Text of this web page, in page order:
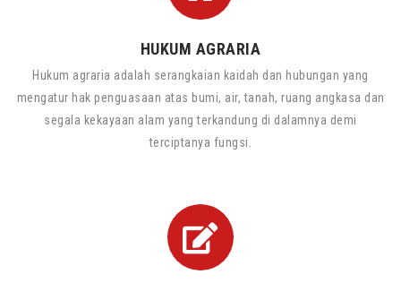
HUKUM AGRARIA
Hukum agraria adalah serangkaian kaidah dan hubungan yang
mengatur hak penguasaan atas bumi, air, tanah, ruang angkasa dan
segala kekayaan alam yang terkandung di dalamnya demi
terciptanya fungsi.